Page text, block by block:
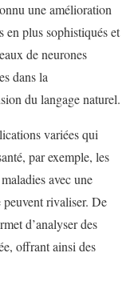
une amélioration
en plus sophistiqués et
de neurones
dans la
du langage naturel.
variées qui
par exemple, les
avec une
peuvent rivaliser. De
d’analyser des
offrant ainsi des